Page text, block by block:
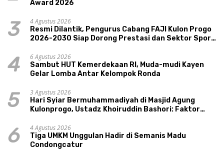
Award 2026
3
4 Agustus 2026
Resmi Dilantik, Pengurus Cabang FAJI Kulon Progo
2026-2030 Siap Dorong Prestasi dan Sektor Sport
4
6 Agustus 2026
Sambut HUT Kemerdekaan RI, Muda-mudi Kayen
Gelar Lomba Antar Kelompok Ronda
5
3 Agustus 2026
Hari Syiar Bermuhammadiyah di Masjid Agung
Kulonprogo, Ustadz Khoiruddin Bashori: Faktor
6
4 Agustus 2026
Tiga UMKM Unggulan Hadir di Semanis Madu
Condongcatur